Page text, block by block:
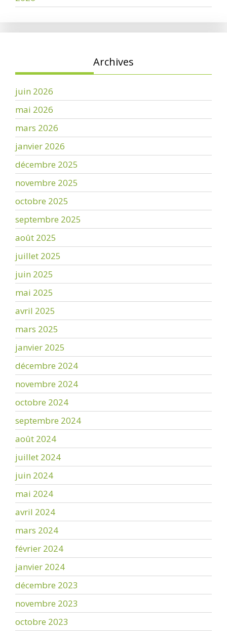
Archives
juin 2026
mai 2026
mars 2026
janvier 2026
décembre 2025
novembre 2025
octobre 2025
septembre 2025
août 2025
juillet 2025
juin 2025
mai 2025
avril 2025
mars 2025
janvier 2025
décembre 2024
novembre 2024
octobre 2024
septembre 2024
août 2024
juillet 2024
juin 2024
mai 2024
avril 2024
mars 2024
février 2024
janvier 2024
décembre 2023
novembre 2023
octobre 2023